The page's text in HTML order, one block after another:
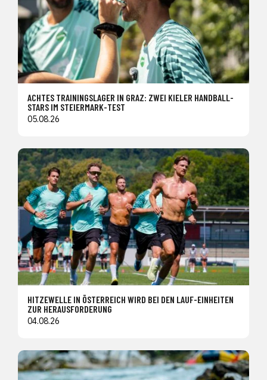
ACHTES TRAININGSLAGER IN GRAZ: ZWEI KIELER HANDBALL-
STARS IM STEIERMARK-TEST
05.08.26
HITZEWELLE IN ÖSTERREICH WIRD BEI DEN LAUF-EINHEITEN
ZUR HERAUSFORDERUNG
04.08.26